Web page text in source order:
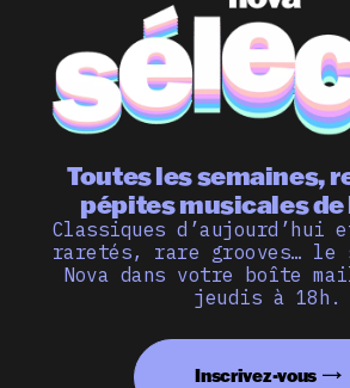
Toutes les semaines,
pépites musicales de
Classiques d’aujourd’hui
raretés, rare grooves… le
Nova dans votre boîte
jeudis à 18h.
Inscrivez-vous